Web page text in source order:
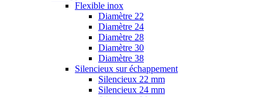
Flexible inox
Diamètre 22
Diamètre 24
Diamètre 28
Diamètre 30
Diamètre 38
Silencieux sur échappement
Silencieux 22 mm
Silencieux 24 mm